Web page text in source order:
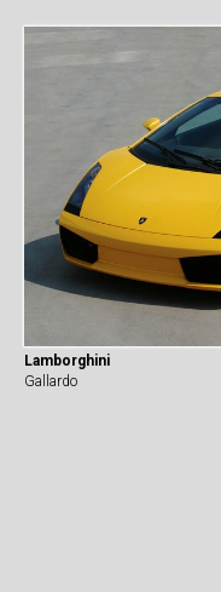
Lamborghini
Gallardo